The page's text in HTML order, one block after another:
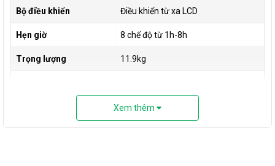
Bộ điều khiển Điều khiển từ xa LCD
Hẹn giờ 8 chế độ từ 1h-8h
Trọng lượng 11.9kg
Panasonic
Xem thêm